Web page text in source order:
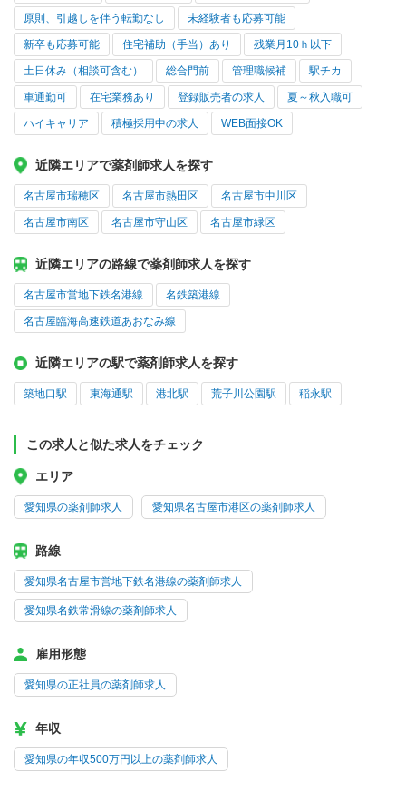
原則、引越しを伴う転勤なし 未経験者も応募可能
新卒も応募可能 住宅補助（手当）あり 残業月10ｈ以下
土日休み（相談可含む） 総合門前 管理職候補 駅チカ
車通勤可 在宅業務あり 登録販売者の求人 夏～秋入職可
ハイキャリア 積極採用中の求人 WEB面接OK
近隣エリアで薬剤師求人を探す
名古屋市瑞穂区 名古屋市熱田区 名古屋市中川区
名古屋市南区 名古屋市守山区 名古屋市緑区
近隣エリアの路線で薬剤師求人を探す
名古屋市営地下鉄名港線 名鉄築港線
名古屋臨海高速鉄道あおなみ線
近隣エリアの駅で薬剤師求人を探す
築地口駅 東海通駅 港北駅 荒子川公園駅 稲永駅
この求人と似た求人をチェック
エリア
愛知県の薬剤師求人 愛知県名古屋市港区の薬剤師求人
路線
愛知県名古屋市営地下鉄名港線の薬剤師求人
愛知県名鉄常滑線の薬剤師求人
雇用形態
愛知県の正社員の薬剤師求人
年収
愛知県の年収500万円以上の薬剤師求人